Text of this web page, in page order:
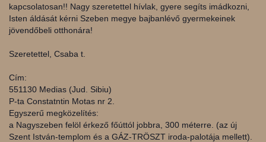
kapcsolatosan!! Nagy szeretettel hívlak, gyere segíts imádkozni,
Isten áldását kérni Szeben megye bajbanlévő gyermekeinek
jövendőbeli otthonára!
Szeretettel, Csaba t.
Cím:
551130 Medias (Jud. Sibiu)
P-ta Constatntin Motas nr 2.
Egyszerű megközelítés:
a Nagyszeben felöl érkező főúttól jobbra, 300 méterre. (az új
Szent István-templom és a GÁZ-TRÖSZT iroda-palotája mellett).